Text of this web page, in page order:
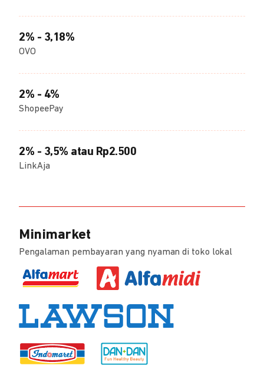
2% - 3,18%
OVO
2% - 4%
ShopeePay
2% - 3,5% atau Rp2.500
LinkAja
Minimarket
Pengalaman pembayaran yang nyaman di toko lokal